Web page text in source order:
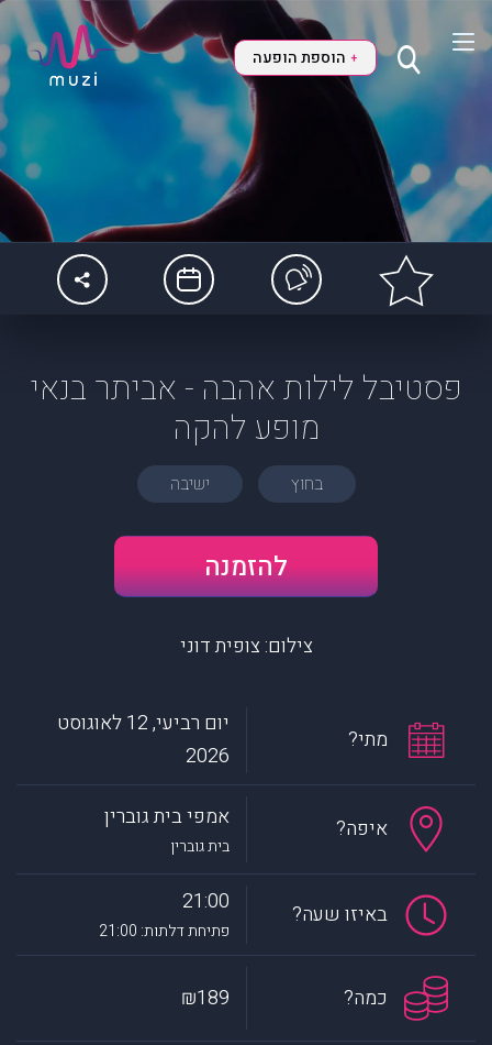
+ הוספת הופעה
פסטיבל לילות אהבה - אביתר בנאי
מופע להקה
בחוץ ישיבה
להזמנה
צילום: צופית דוני
מתי?
יום רביעי, 12 לאוגוסט
2026
איפה? אמפי בית גוברין
בית גוברין
באיזו שעה? 21:00
פתיחת דלתות: 21:00
כמה? ₪189